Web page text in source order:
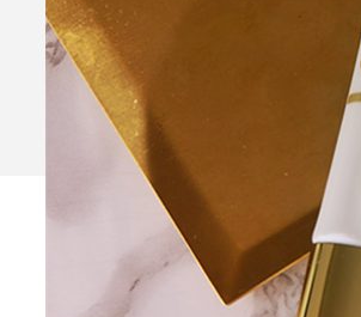
Ibiza
Ibiza Body
Ibiza Hair
薬用イビサヘアー